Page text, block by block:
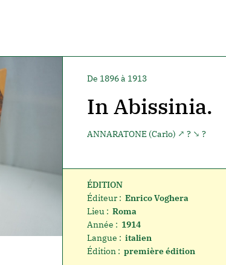
De 1896 à 1913
In Abissinia.
ANNARATONE (Carlo) ↗ ? ↘ ?
ÉDITION
Éditeur : Enrico Voghera
Lieu : Roma
Année : 1914
Langue : italien
Édition : première édition